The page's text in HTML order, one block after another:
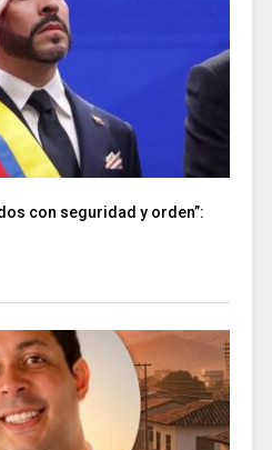
con seguridad y orden”: